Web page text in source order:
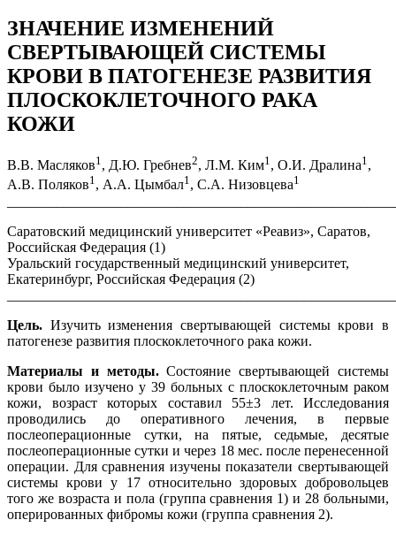
ЗНАЧЕНИЕ ИЗМЕНЕНИЙ
СВЕРТЫВАЮЩЕЙ СИСТЕМЫ
КРОВИ В ПАТОГЕНЕЗЕ РАЗВИТИЯ
ПЛОСКОКЛЕТОЧНОГО РАКА
КОЖИ
В.В. Масляков1, Д.Ю. Гребнев2, Л.М. Ким1, О.И. Дралина1,
А.В. Поляков1, А.А. Цымбал1, С.А. Низовцева1
Саратовский медицинский университет «Реавиз», Саратов,
Российская Федерация (1)
Уральский государственный медицинский университет,
Екатеринбург, Российская Федерация (2)
Цель. Изучить изменения свертывающей системы крови в
патогенезе развития плоскоклеточного рака кожи.
Материалы и методы.Состояние свертывающей системы
крови было изучено у 39 больных с плоскоклеточным раком
кожи, возраст которых составил 55±3 лет. Исследования
проводились до оперативного лечения, в первые
послеоперационные сутки, на пятые, седьмые, десятые
послеоперационные сутки и через 18 мес. после перенесенной
операции. Для сравнения изучены показатели свертывающей
системы крови у 17 относительно здоровых добровольцев
того же возраста и пола (группа сравнения 1) и 28 больными,
оперированных фибромы кожи (группа сравнения 2).